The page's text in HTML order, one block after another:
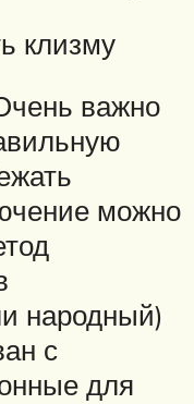
клизму
важно
можно
народный)
с
для